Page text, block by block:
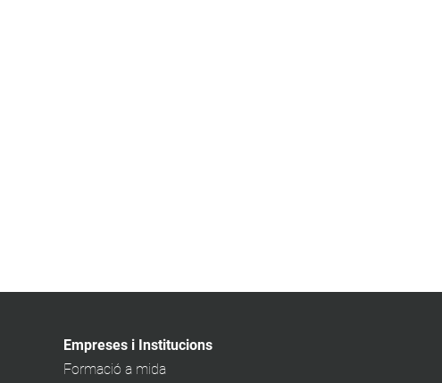
Empreses i Institucions
Formació a mida